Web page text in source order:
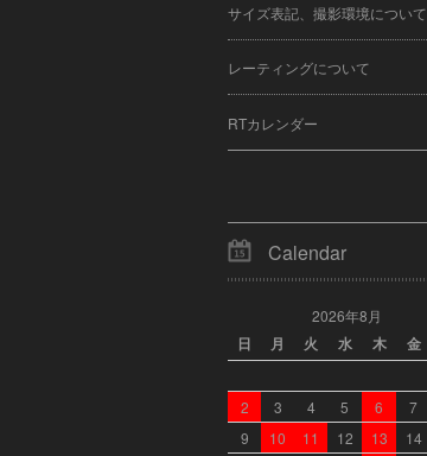
サイズ表記、撮影環境について
レーティングについて
RTカレンダー
Calendar
2026年8月
日 月 火 水 木 金
2
3 4 5 6 7
9
10 11 12 13 14